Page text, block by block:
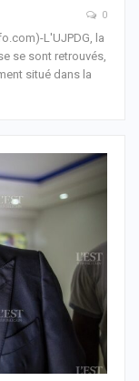
0
L'UJPDG, la
se sont retrouvés,
situé dans la